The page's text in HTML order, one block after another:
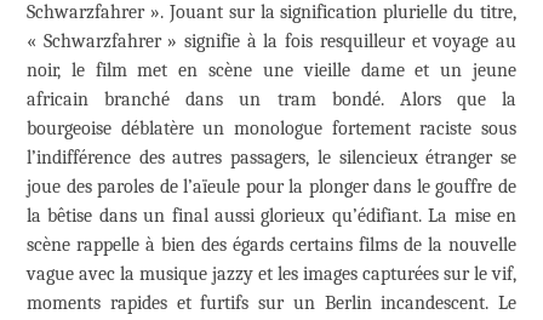
Schwarzfahrer ». Jouant sur la signification plurielle du titre,
« Schwarzfahrer » signifie à la fois resquilleur et voyage au
noir, le film met en scène une vieille dame et un jeune
africain branché dans un tram bondé. Alors que la
bourgeoise déblatère un monologue fortement raciste sous
l’indifférence des autres passagers, le silencieux étranger se
joue des paroles de l’aïeule pour la plonger dans le gouffre de
la bêtise dans un final aussi glorieux qu’édifiant. La mise en
scène rappelle à bien des égards certains films de la nouvelle
vague avec la musique jazzy et les images capturées sur le vif,
moments rapides et furtifs sur un Berlin incandescent. Le